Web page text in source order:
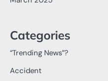
Categories
“Trending News”?
Accident